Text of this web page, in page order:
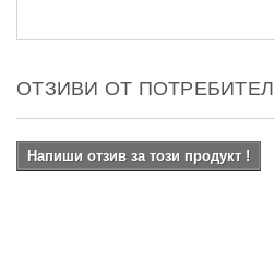
ОТЗИВИ ОТ
Напиши отзив за този продукт !